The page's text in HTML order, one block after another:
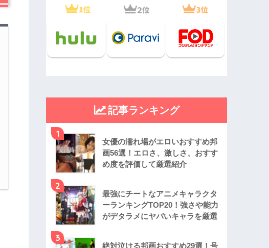
記事ランキング
1
女優の濡れ場がエロいおすすめ邦
画56選！エロさ、激しさ、おすす
め度を評価して厳選紹介
2
最強にチートなアニメキャラクタ
ーランキングTOP20！強さや能力
がデタラメにヤバいキャラを厳選
3
絶対泣ける邦画おすすめ29選！号